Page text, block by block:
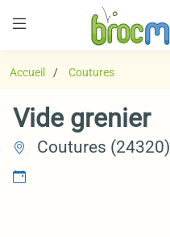
Accueil Coutures
Vide grenier
Coutures (24320)